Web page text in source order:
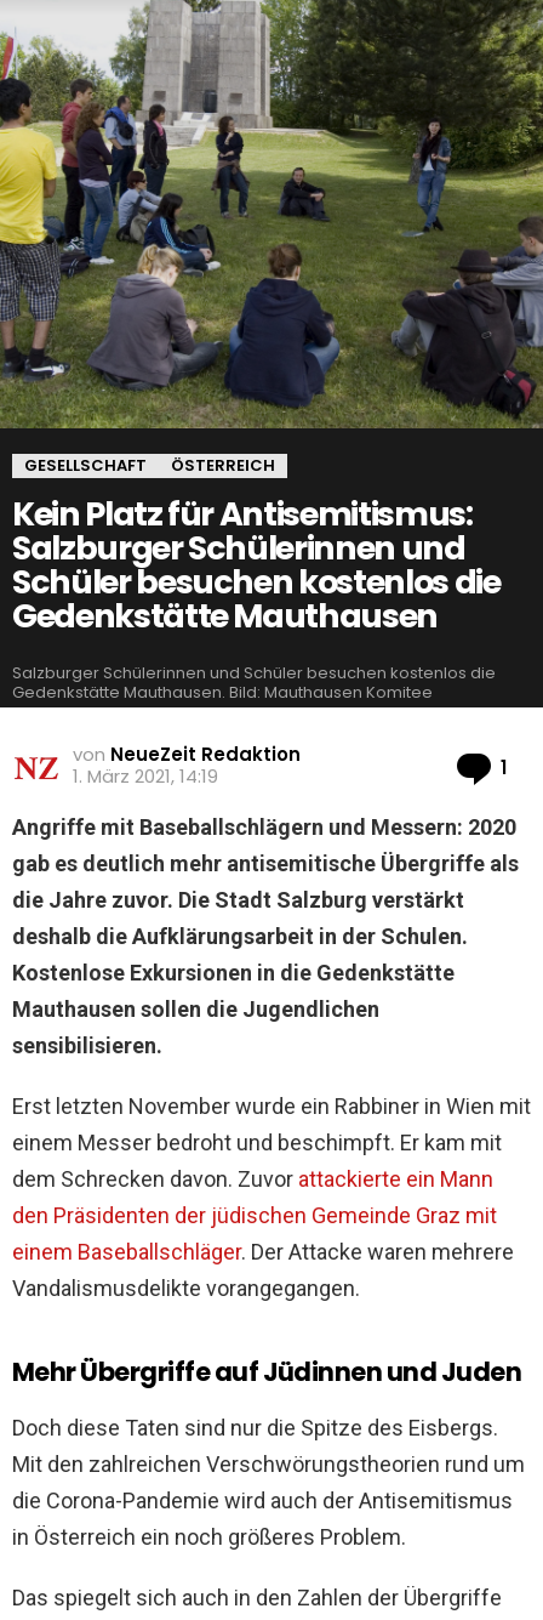
GESELLSCHAFT ÖSTERREICH
Kein Platz für Antisemitismus:
Salzburger Schülerinnen und
Schüler besuchen kostenlos die
Gedenkstätte Mauthausen
Salzburger Schülerinnen und Schüler besuchen kostenlos die
Gedenkstätte Mauthausen. Bild: Mauthausen Komitee
von NeueZeit Redaktion
1. März 2021, 14:19
1
Angriffe mit Baseballschlägern und Messern: 2020
gab es deutlich mehr antisemitische Übergriffe als
die Jahre zuvor. Die Stadt Salzburg verstärkt
deshalb die Aufklärungsarbeit in der Schulen.
Kostenlose Exkursionen in die Gedenkstätte
Mauthausen sollen die Jugendlichen
sensibilisieren.
Erst letzten November wurde ein Rabbiner in Wien mit
einem Messer bedroht und beschimpft. Er kam mit
dem Schrecken davon. Zuvor attackierte ein Mann
den Präsidenten der jüdischen Gemeinde Graz mit
einem Baseballschläger. Der Attacke waren mehrere
Vandalismusdelikte vorangegangen.
Mehr Übergriffe auf Jüdinnen und Juden
Doch diese Taten sind nur die Spitze des Eisbergs.
Mit den zahlreichen Verschwörungstheorien rund um
die Corona-Pandemie wird auch der Antisemitismus
in Österreich ein noch größeres Problem.
Das spiegelt sich auch in den Zahlen der Übergriffe